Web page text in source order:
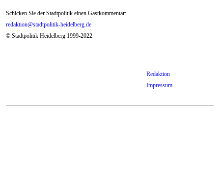
Schicken Sie der Stadtpolitik einen Gastkommentar:
redaktion@stadtpolitik-heidelberg.de
© Stadtpolitik Heidelberg 1999-2022
Redaktion
Impressum